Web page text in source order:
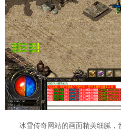
冰雪传奇网站的画面精美细腻